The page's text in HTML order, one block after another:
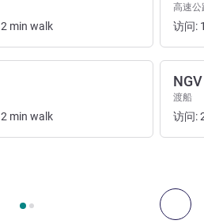
下
2 min walk
2 min walk
高速公
访问:
NGV
渡船
访问: